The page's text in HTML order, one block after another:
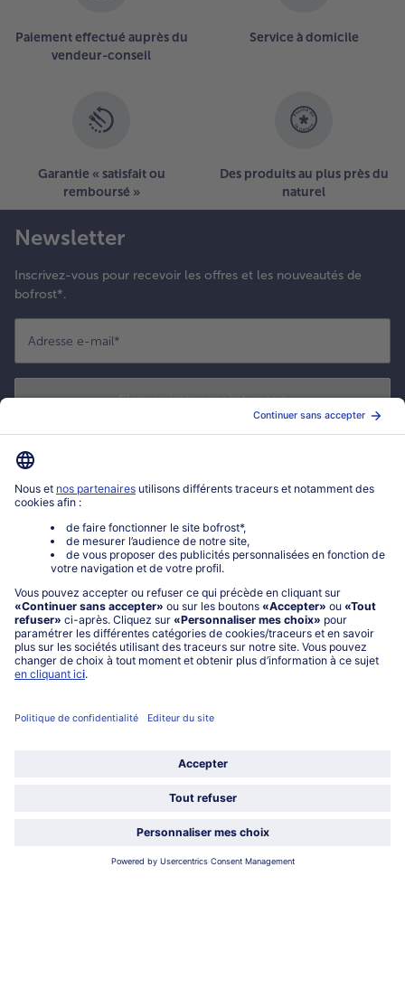
Paiement effectué auprès du
vendeur-conseil
Service à domicile
Garantie « satisfait ou
remboursé »
Des produits au plus près du
naturel
Newsletter
Inscrivez-vous pour recevoir les offres et les nouveautés de
bofrost*.
Adresse e-mail*
S'enregistrer maintenant
Mon compte bofrost*
service@bofrost.fr
0801 902 406
Lu-Ve : 9h - 20h (appel non surtaxé)